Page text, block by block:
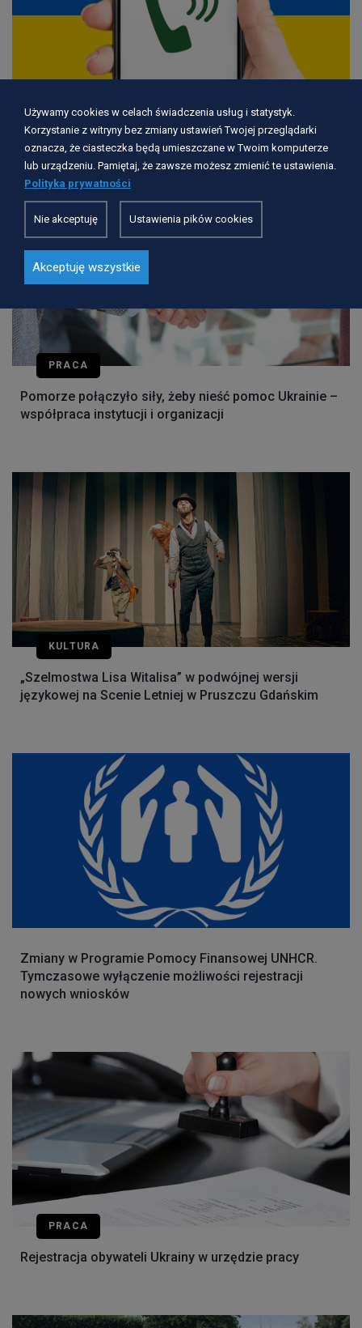
Zmiana godzin pracy Pomorskiej Linii Kontaktowej
PRACA
Pomorze połączyło siły, żeby nieść pomoc Ukrainie –
współpraca instytucji i organizacji
KULTURA
„Szelmostwa Lisa Witalisa” w podwójnej wersji
językowej na Scenie Letniej w Pruszczu Gdańskim
Zmiany w Programie Pomocy Finansowej UNHCR.
Tymczasowe wyłączenie możliwości rejestracji
nowych wniosków
PRACA
Rejestracja obywateli Ukrainy w urzędzie pracy
Używamy cookies w celach świadczenia usług i statystyk.
Korzystanie z witryny bez zmiany ustawień Twojej przeglądarki
oznacza, że ciasteczka będą umieszczane w Twoim komputerze
lub urządzeniu. Pamiętaj, że zawsze możesz zmienić te ustawienia.
Polityka prywatności
Nie akceptuję Ustawienia pików cookies
Akceptuję wszystkie